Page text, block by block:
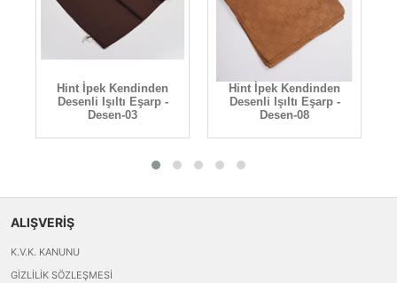
Hint İpek Kendinden
Desenli Işıltı Eşarp -
Desen-03
Hint İpek Kendinden
Desenli Işıltı Eşarp -
Desen-08
ALIŞVERİŞ
K.V.K. KANUNU
GIZLILIK SÖZLEŞMESI